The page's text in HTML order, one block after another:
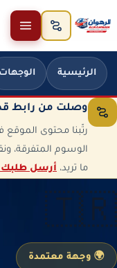
تخطَّ إلى المحتوى
الرئيسية الوجهات
وصلت من رابط
رتّبنا محتوى
الوسوم المتفرقة،
ما تريد، أرسل طلبك
🇹🇷
🌍 وجهة معتمدة